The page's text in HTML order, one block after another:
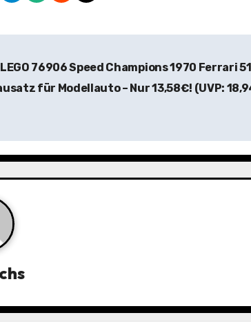
LEGO 76906 Speed Champions 1970 Ferrari
für Modellauto – Nur 13,58€! (UVP: